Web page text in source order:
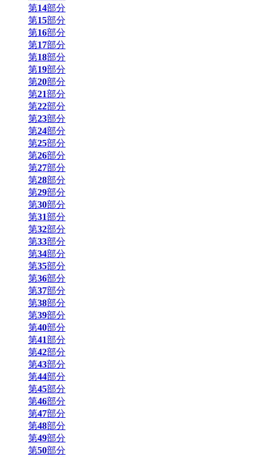
第14部分
第15部分
第16部分
第17部分
第18部分
第19部分
第20部分
第21部分
第22部分
第23部分
第24部分
第25部分
第26部分
第27部分
第28部分
第29部分
第30部分
第31部分
第32部分
第33部分
第34部分
第35部分
第36部分
第37部分
第38部分
第39部分
第40部分
第41部分
第42部分
第43部分
第44部分
第45部分
第46部分
第47部分
第48部分
第49部分
第50部分